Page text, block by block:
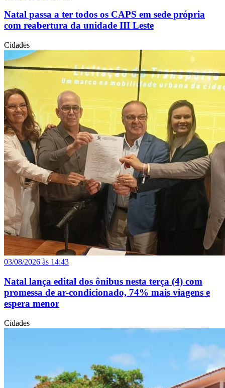
Natal passa a ter todos os CAPS em sede própria
com reabertura da unidade III Leste
Cidades
03/08/2026 às 14:43
Natal lança edital dos ônibus nesta terça (4) com
promessa de ar-condicionado, 74% mais viagens e
espera menor
Cidades